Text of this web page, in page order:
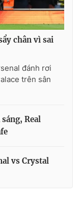
chân vì sai
đánh rơi
trên sân
Real
vs Crystal